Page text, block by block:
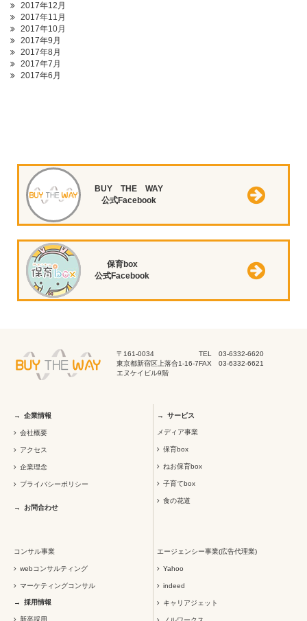
2017年12月
2017年11月
2017年10月
2017年9月
2017年8月
2017年7月
2017年6月
BUY THE WAY
公式Facebook
保育box
公式Facebook
〒161-0034
東京都新宿区上落合1-16-7
エヌケイビル9階
TEL 03-6332-6620
FAX 03-6332-6621
企業情報
会社概要
アクセス
企業理念
プライバシーポリシー
お問合わせ
サービス
メディア事業
保育box
ねお保育box
子育てbox
食の花道
コンサル事業
webコンサルティング
マーケティングコンサル
エージェンシー事業(広告代理業)
Yahoo
indeed
キャリアジェット
採用情報
新卒採用